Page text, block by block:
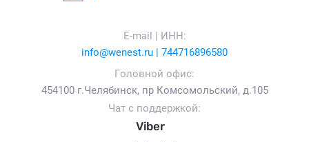
E-mail | ИНН:
info@wenest.ru | 744716896580
Головной офис:
454100 г.Челябинск, пр Комсомольский, д.105
Чат с поддержкой:
Viber